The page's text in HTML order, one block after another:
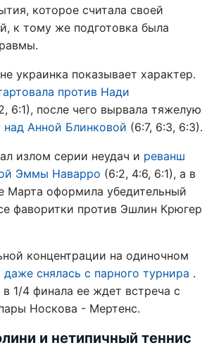
которое считала своей
к тому же подготовка была
украинка показывает характер.
против Нади
6:1), после чего вырвала тяжелую
над Анной Блинковой (6:7, 6:3, 6:3).
излом серии неудач и реванш
Эммы Наварро (6:2, 4:6, 6:1), а в
Марта оформила убедительный
фаворитки против Эшлин Крюгер
концентрации на одиночном
снялась с парного турнира .
в 1/4 финала ее ждет встреча с
Носкова - Мертенс.
и нетипичный теннис